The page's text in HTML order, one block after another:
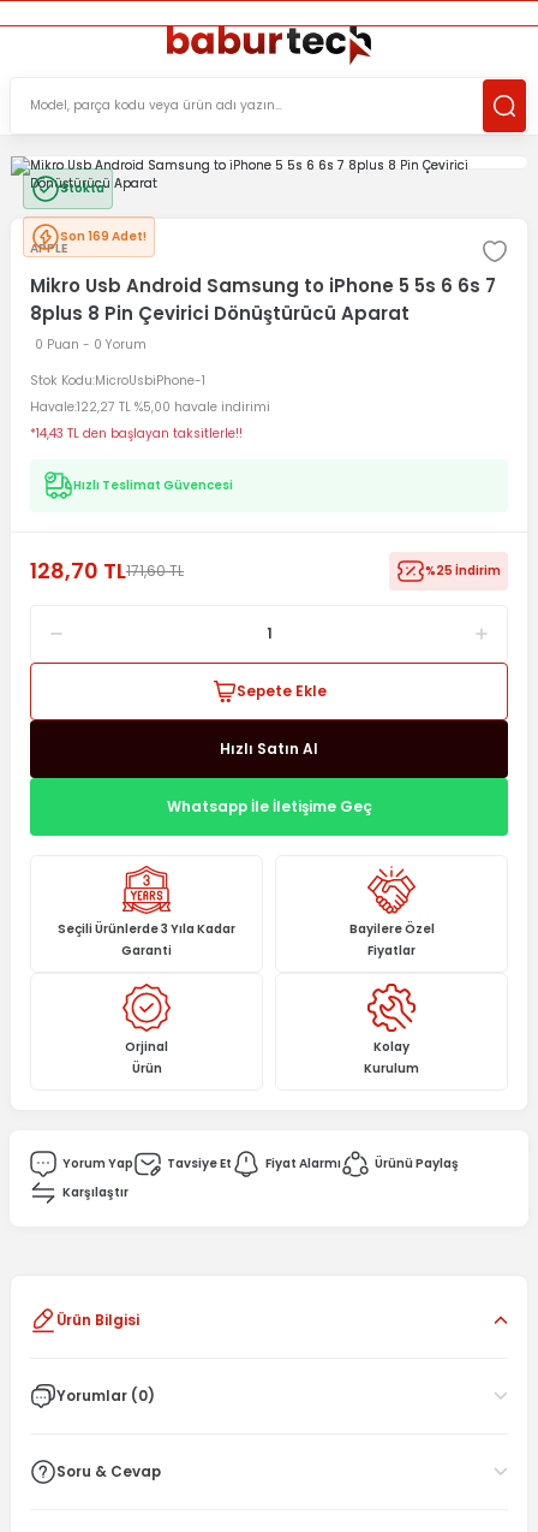
Stokta
Son 169 Adet!
APPLE
Mikro Usb Android Samsung to iPhone 5 5s 6 6s 7
8plus 8 Pin Çevirici Dönüştürücü Aparat
0 Puan - 0 Yorum
Stok Kodu MicroUsbiPhone-1
Havale122,27 TL %5,00 havale indirimi
*14,43 TL den başlayan taksitlerle!!
Hızlı Teslimat Güvencesi
128,70 TL171,60 TL %25 İndirim
Sepete Ekle
Hızlı Satın Al
Whatsapp İle İletişime Geç
Seçili Ürünlerde 3 Yıla Kadar
Garanti
Bayilere Özel
Fiyatlar
Orjinal
Ürün
Kolay
Kurulum
Yorum Yap Tavsiye Et Fiyat Alarmı
Ürünü Paylaş
Karşılaştır
Ürün Bilgisi
Yorumlar (0)
Soru & Cevap